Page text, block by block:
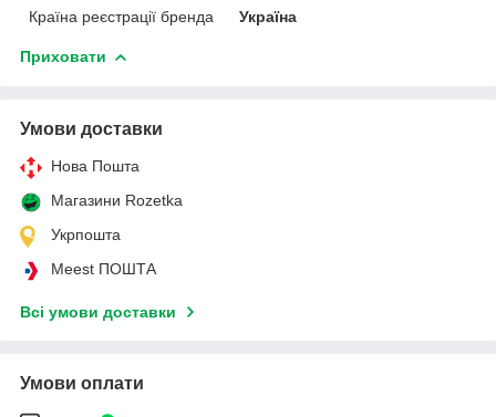
Країна реєстрації бренда
Україна
Приховати
Умови доставки
Нова Пошта
Магазини Rozetka
Укрпошта
Meest ПОШТА
Всі умови доставки
Умови оплати